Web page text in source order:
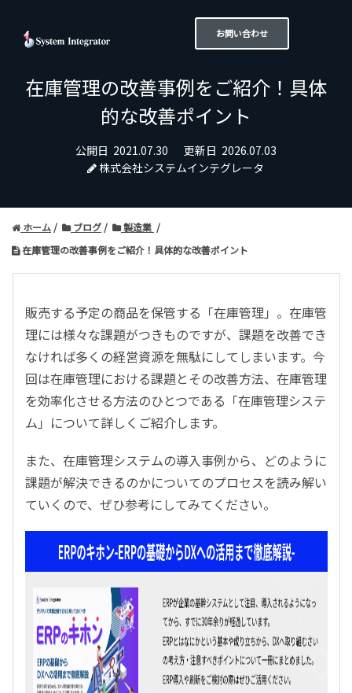
お問い合わせ
在庫管理の改善事例をご紹介！具体
的な改善ポイント
公開日 2021.07.30 更新日 2026.07.03
株式会社システムインテグレータ
ホーム ブログ
製造業
在庫管理の改善事例をご紹介！具体的な改善ポイント
販売する予定の商品を保管する「在庫管理」。在庫管
理には様々な課題がつきものですが、課題を改善でき
なければ多くの経営資源を無駄にしてしまいます。今
回は在庫管理における課題とその改善方法、在庫管理
を効率化させる方法のひとつである「在庫管理システ
ム」について詳しくご紹介します。
また、在庫管理システムの導入事例から、どのように
課題が解決できるのかについてのプロセスを読み解い
ていくので、ぜひ参考にしてみてください。